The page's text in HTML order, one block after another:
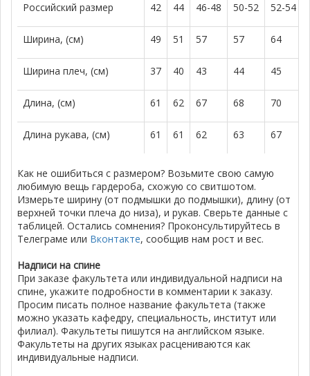
Российский размер 42 44 46-48 50-52 52-54
Ширина, (см) 49 51 57 57 64
Ширина плеч, (см) 37 40 43 44 45
Длина, (см) 61 62 67 68 70
Длина рукава, (см) 61 61 62 63 67
Как не ошибиться с размером? Возьмите свою самую
любимую вещь гардероба, схожую со свитшотом.
Измерьте ширину (от подмышки до подмышки), длину (от
верхней точки плеча до низа), и рукав. Сверьте данные с
таблицей. Остались сомнения? Проконсультируйтесь в
Телеграме или Вконтакте, сообщив нам рост и вес.
Надписи на спине
При заказе факультета или индивидуальной надписи на
спине, укажите подробности в комментарии к заказу.
Просим писать полное название факультета (также
можно указать кафедру, специальность, институт или
филиал). Факультеты пишутся на английском языке.
Факультеты на других языках расцениваются как
индивидуальные надписи.